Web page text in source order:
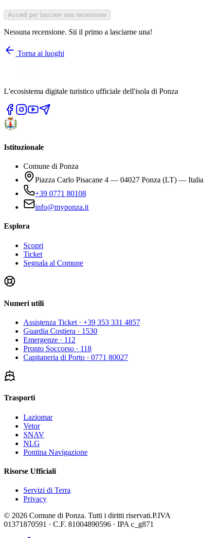
Accedi per lasciare una recensione
Nessuna recensione. Sii il primo a lasciarne una!
Torna ai luoghi
L'ecosistema digitale turistico ufficiale dell'isola di Ponza
Istituzionale
Comune di Ponza
Piazza Carlo Pisacane 4 — 04027 Ponza (LT) — Italia
+39 0771 80108
info@myponza.it
Esplora
Scopri
Ticket
Segnala al Comune
Numeri utili
Assistenza Ticket · +39 353 331 4857
Guardia Costiera · 1530
Emergenze · 112
Pronto Soccorso · 118
Capitaneria di Porto · 0771 80027
Trasporti
Laziomar
Vetor
SNAV
NLG
Pontina Navigazione
Risorse Ufficiali
Servizi di Terra
Privacy
© 2026 Comune di Ponza. Tutti i diritti riservati.P.IVA
01371870591 · C.F. 81004890596 · IPA c_g871